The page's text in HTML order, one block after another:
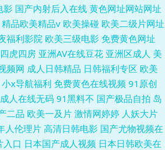
影 国产内射后入在线 黄色网址网站网址
精品欧美精品v 欧美操碰 欧美二级片网址
福利影院 欧美三级电影 免费黄色网址
四虎四房 亚洲AV在线豆花 亚洲区成人 美
频网 成人日韩精品 日韩福利专区 欧美
小x导航福利 免费黄色在线视频 91原创
人在线无码 91黑料不 国产极品自拍 岛
二品 欧美一及片 激情网婷婷 人妖大片
人伦理片高清日韩电影 国产尤物视频在
入口 日本国产成人视频 日本日韩欧美在